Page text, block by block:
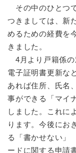
その中のひとつ
つきましては、新
めるための経費を
きました。
4月より戸籍係の
電子証明書更新な
あれば住所、氏名
事ができる「マイ
しました。これに
ります。今後にお
る「書かせない」
ードに関する申請